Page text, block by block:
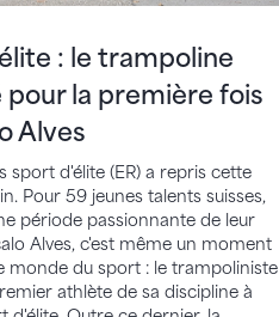
: le trampoline
la première fois
Alves
sport d'élite (ER) a repris cette
Pour 59 jeunes talents suisses,
période passionnante de leur
Alves, c'est même un moment
monde du sport : le trampoliniste
athlète de sa discipline à